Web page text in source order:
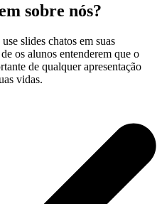
sobre nós?
slides chatos em suas
os alunos entenderem que o
de qualquer apresentação
vidas.